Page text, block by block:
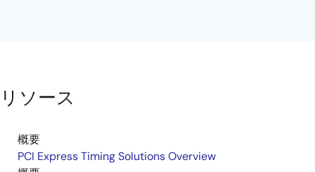
リソース
概要
PCI Express Timing Solutions Overview